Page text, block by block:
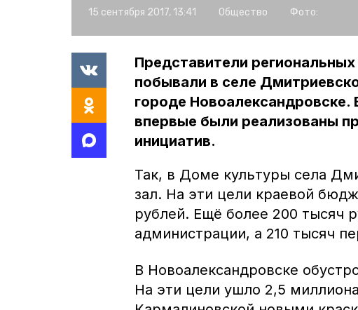
15 сентября 2017, 13:41 Общество Фото:
Представители
побывали в селе
городе Новоалександровске.
впервые были реализованы
инициатив.
Так, в Доме культуры села
зал. На эти цели краевой
рублей. Ещё более 200 тысяч
администрации, а 210 тысяч
В Новоалександровске
На эти цели ушло 2,5